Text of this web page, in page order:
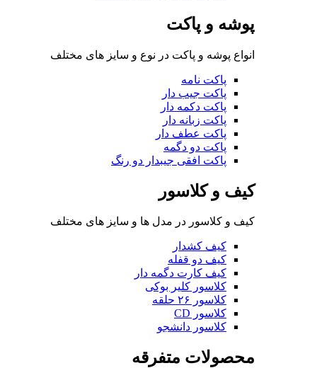
پوشه و پاکت
انواع پوشه و پاکت در نوع و سایز های مختلف
پاکت نامه
پاکت جیب دار
پاکت دکمه دار
پاکت زبانه دار
پاکت عطف دار
پاکت دو دگمه
پاکت افقی جیبدار دو رنگ
کیف و کلاسور
کیف و کلاسور در مدل ها و سایز های مختلف
کیف کشدار
کیف دو قفله
کیف کارت دگمه دار
کلاسور کلیر بوکی
کلاسور ۲۶ حلقه
کلاسور CD
کلاسور دانشجو
محصولات متفرقه